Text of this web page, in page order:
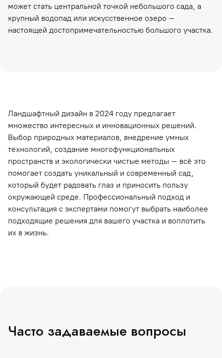
может стать центральной точкой небольшого сада, а
крупный водопад или искусственное озеро –
настоящей достопримечательностью большого участка.
Ландшафтный дизайн в 2024 году предлагает
множество интересных и инновационных решений.
Выбор природных материалов, внедрение умных
технологий, создание многофункциональных
пространств и экологически чистые методы – всё это
помогает создать уникальный и современный сад,
который будет радовать глаз и приносить пользу
окружающей среде. Профессиональный подход и
консультация с экспертами помогут выбрать наиболее
подходящие решения для вашего участка и воплотить
их в жизнь.
Часто задаваемые вопросы